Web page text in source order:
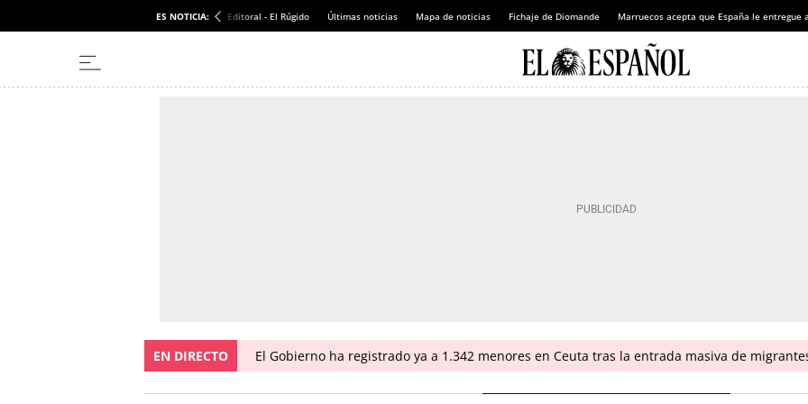
ES NOTICIA: Editoral - El Rúgido Últimas noticias Mapa de noticias Fichaje de Diomande Marruecos acepta que España le entregue
EN DIRECTO El Gobierno ha registrado ya a 1.342 menores en Ceuta tras la entrada masiva de